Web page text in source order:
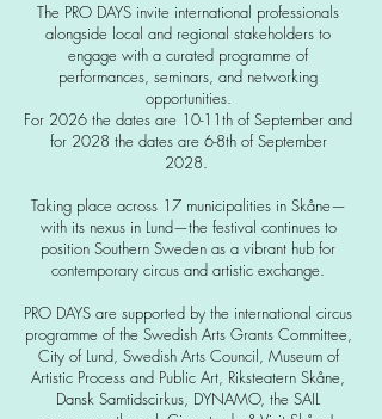
The PRO DAYS invite international professionals
alongside local and regional stakeholders to
engage with a curated programme of
performances, seminars, and networking
opportunities.
For 2026 the dates are 10-11th of September and
for 2028 the dates are 6-8th of September
2028.
Taking place across 17 municipalities in Skåne—
with its nexus in Lund—the festival continues to
position Southern Sweden as a vibrant hub for
contemporary circus and artistic exchange.
PRO DAYS are supported by the international circus
programme of the Swedish Arts Grants Committee,
City of Lund, Swedish Arts Council, Museum of
Artistic Process and Public Art, Riksteatern Skåne,
Dansk Samtidscirkus, DYNAMO, the SAIL